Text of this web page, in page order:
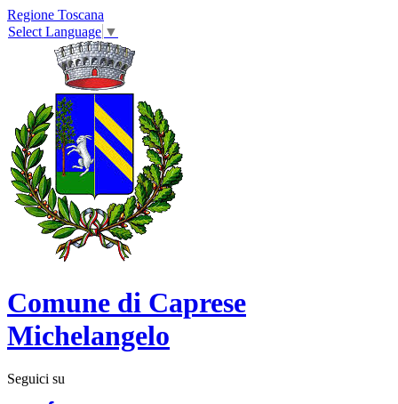
Regione Toscana
Select Language ▼
Comune di Caprese
Michelangelo
Seguici su